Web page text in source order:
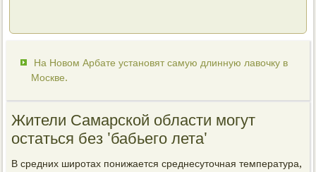
На Новом Арбате установят самую длинную лавочку в
Москве.
Жители Самарской области могут
остаться без 'бабьего лета'
В средних широтах понижается среднесуточная температура,